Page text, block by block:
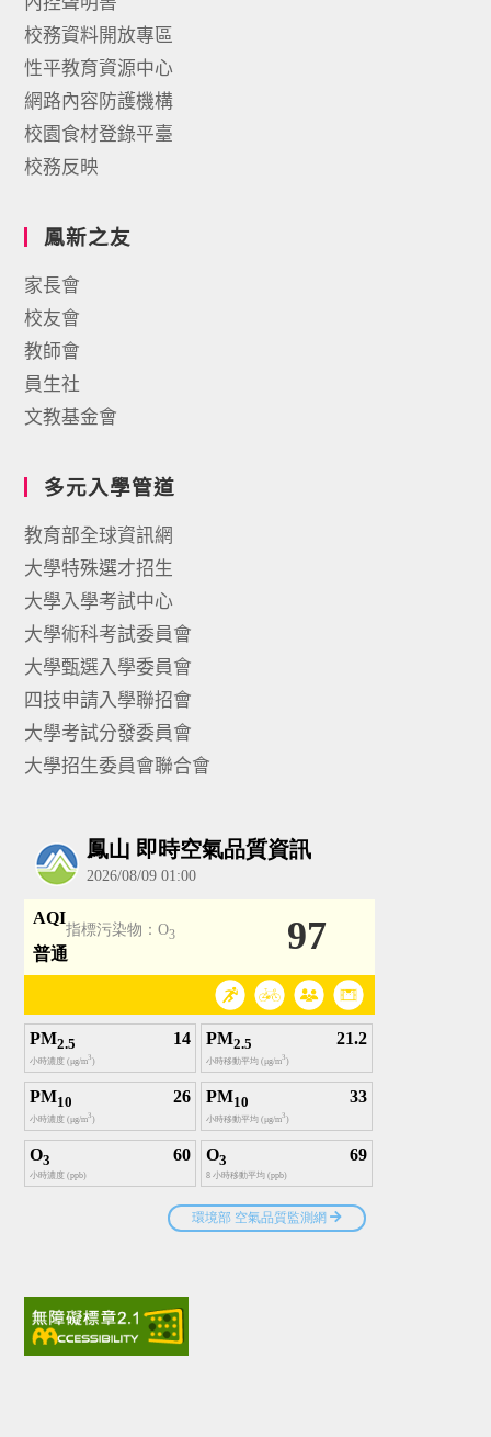
校務資料開放專區
性平教育資源中心
網路內容防護機構
校園食材登錄平臺
校務反映
鳳新之友
家長會
校友會
教師會
員生社
文教基金會
多元入學管道
教育部全球資訊網
大學特殊選才招生
大學入學考試中心
大學術科考試委員會
大學甄選入學委員會
四技申請入學聯招會
大學考試分發委員會
大學招生委員會聯合會